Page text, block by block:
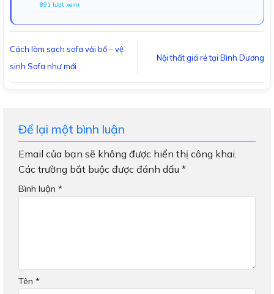
891 lượt xem)
Cách làm sạch sofa vải bố – vệ
sinh Sofa như mới
Nội thất giá rẻ tại Bình Dương
Để lại một bình luận
Email của bạn sẽ không được hiển thị công khai.
Các trường bắt buộc được đánh dấu *
Bình luận *
Tên *